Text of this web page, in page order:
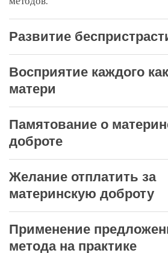
Развитие
Восприятие каждого
матери
Памятование о
доброте
Желание отплатить за
материнскую доброту
Применение
метода на практике